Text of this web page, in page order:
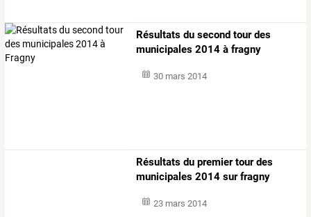
Résultats du second tour des
municipales 2014 à fragny
30 mars 2014
Résultats du premier tour des
municipales 2014 sur fragny
23 mars 2014